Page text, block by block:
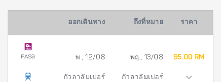
ออกเดินทาง ถึงที่หมาย ราคา
PASS พ., 12/08
กัวลาลัมเปอร์
พฤ., 13/08
กัวลาลัมเปอร์
95.00 RM